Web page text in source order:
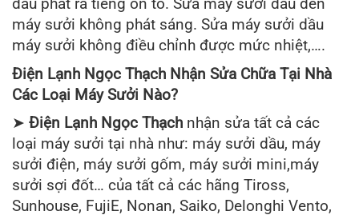
dầu phát ra tiếng ồn to. Sửa máy sưởi dầu đèn
máy sưởi không phát sáng. Sửa máy sưởi dầu
máy sưởi không điều chỉnh được mức nhiệt,….
Điện Lạnh Ngọc Thạch Nhận Sửa Chữa Tại Nhà
Các Loại Máy Sưởi Nào?
➤ Điện Lạnh Ngọc Thạch nhận sửa tất cả các
loại máy sưởi tại nhà như: máy sưởi dầu, máy
sưởi điện, máy sưởi gốm, máy sưởi mini,máy
sưởi sợi đốt… của tất cả các hãng Tiross,
Sunhouse, FujiE, Nonan, Saiko, Delonghi Vento,